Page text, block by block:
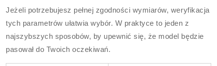
Jeżeli potrzebujesz pełnej zgodności wymiarów, weryfikacja
tych parametrów ułatwia wybór. W praktyce to jeden z
najszybszych sposobów, by upewnić się, że model będzie
pasował do Twoich oczekiwań.